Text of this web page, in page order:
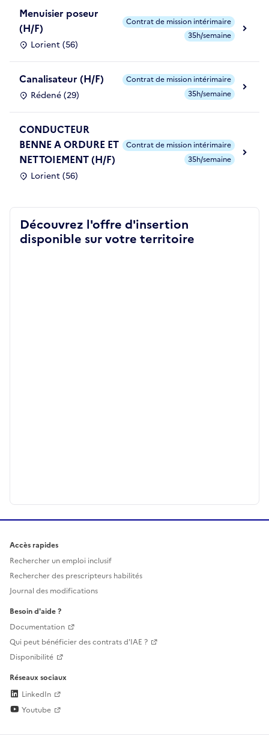
Menuisier poseur
(H/F)
Lorient (56)
Contrat de mission intérimaire
35h/semaine
Canalisateur (H/F)
Rédené (29)
Contrat de mission intérimaire
35h/semaine
CONDUCTEUR
BENNE A ORDURE ET
NETTOIEMENT (H/F)
Lorient (56)
Contrat de mission intérimaire
35h/semaine
Découvrez l'offre d'insertion
disponible sur votre territoire
Accès rapides
Rechercher un emploi inclusif
Rechercher des prescripteurs habilités
Journal des modifications
Besoin d'aide ?
Documentation
Qui peut bénéficier des contrats d'IAE ?
Disponibilité
Réseaux sociaux
LinkedIn
Youtube